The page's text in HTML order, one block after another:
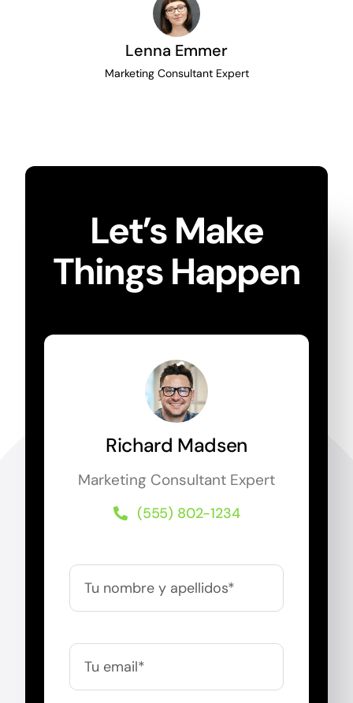
Lenna Emmer
Marketing Consultant Expert
Let’s Make
Things Happen
Richard Madsen
Marketing Consultant Expert
(555) 802-1234